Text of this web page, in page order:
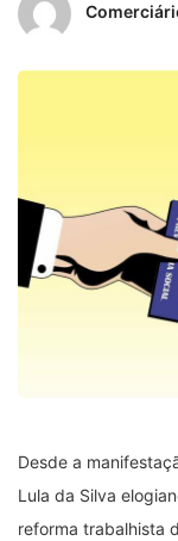
Desde a
Lula da Silva
reforma trabalhista